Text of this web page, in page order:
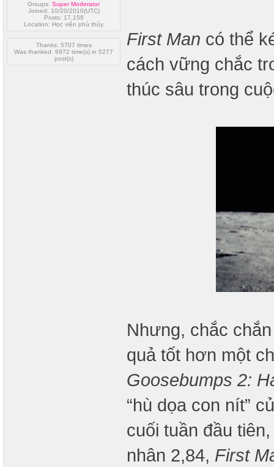
Groups: Super Moderator
Joined: 10/20/2010(UTC)
Posts: 17,158
Location: Học viện phù thủy
Thanks: 5707 times
Was thanked: 6972 time(s) in 5277
post(s)
First Man có thể
cách vững chắc
thúc sâu trong
Nhưng, chắc
quả tốt hơn một
Goosebumps 2:
“hù dọa con nít”
cuối tuần đầu
nhân 2,84, First